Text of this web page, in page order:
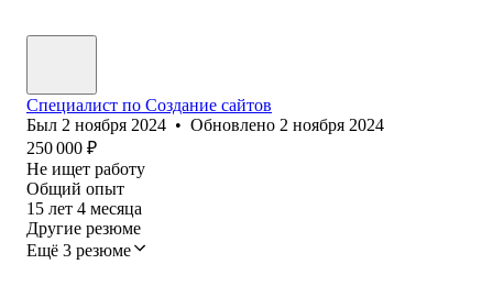
Специалист по Создание сайтов
Был 2 ноября 2024 • Обновлено 2 ноября 2024
250 000 ₽
Не ищет работу
Общий опыт
15 лет 4 месяца
Другие резюме
Ещё 3 резюме